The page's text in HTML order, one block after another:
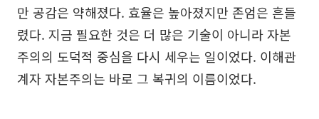
만 공감은 약해졌다. 효율은 높아졌지만 존엄은 흔들
렸다. 지금 필요한 것은 더 많은 기술이 아니라 자본
주의의 도덕적 중심을 다시 세우는 일이었다. 이해관
계자 자본주의는 바로 그 복귀의 이름이었다.